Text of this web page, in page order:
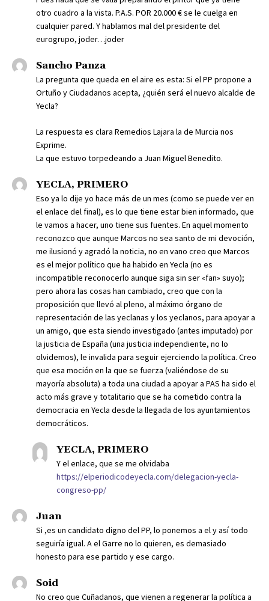
otro cuadro a la vista. P.A.S. POR 20.000 € se le cuelga en
cualquier pared. Y hablamos mal del presidente del
eurogrupo, joder…joder
Sancho Panza
La pregunta que queda en el aire es esta: Si el PP propone a
Ortuño y Ciudadanos acepta, ¿quién será el nuevo alcalde de
Yecla?
La respuesta es clara Remedios Lajara la de Murcia nos
Exprime.
La que estuvo torpedeando a Juan Miguel Benedito.
YECLA, PRIMERO
Eso ya lo dije yo hace más de un mes (como se puede ver en
el enlace del final), es lo que tiene estar bien informado, que
le vamos a hacer, uno tiene sus fuentes. En aquel momento
reconozco que aunque Marcos no sea santo de mi devoción,
me ilusionó y agradó la noticia, no en vano creo que Marcos
es el mejor político que ha habido en Yecla (no es
incompatible reconocerlo aunque siga sin ser «fan» suyo);
pero ahora las cosas han cambiado, creo que con la
proposición que llevó al pleno, al máximo órgano de
representación de las yeclanas y los yeclanos, para apoyar a
un amigo, que esta siendo investigado (antes imputado) por
la justicia de España (una justicia independiente, no lo
olvidemos), le invalida para seguir ejerciendo la política. Creo
que esa moción en la que se fuerza (valiéndose de su
mayoría absoluta) a toda una ciudad a apoyar a PAS ha sido el
acto más grave y totalitario que se ha cometido contra la
democracia en Yecla desde la llegada de los ayuntamientos
democráticos.
YECLA, PRIMERO
Y el enlace, que se me olvidaba
https://elperiodicodeyecla.com/delegacion-yecla-
congreso-pp/
Juan
Si ,es un candidato digno del PP, lo ponemos a el y así todo
seguiría igual. A el Garre no lo quieren, es demasiado
honesto para ese partido y ese cargo.
Soid
No creo que Cuñadanos, que vienen a regenerar la política a